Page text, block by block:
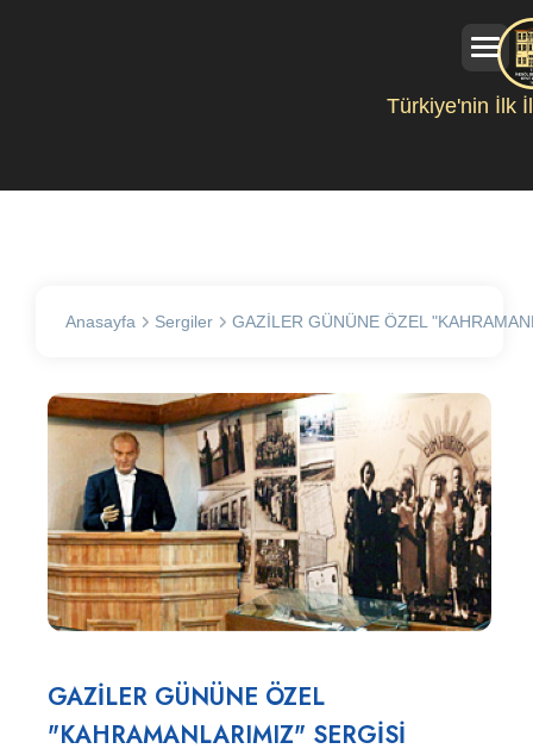
Türkiye'nin İlk
Anasayfa Sergiler GAZİLER GÜNÜNE ÖZEL
GAZİLER GÜNÜNE ÖZEL
"KAHRAMANLARIMIZ" SERGİSİ